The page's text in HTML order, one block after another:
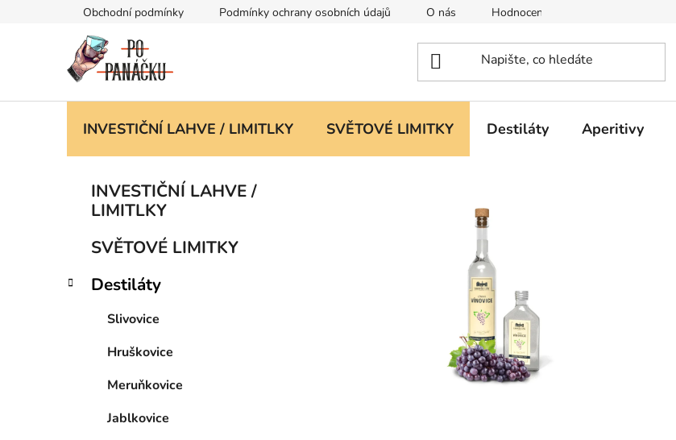
Obchodní podmínky Podmínky ochrany osobních údajů O nás Hodnocení obchodu
INVESTIČNÍ LAHVE / LIMITLKY SVĚTOVÉ LIMITKY Destiláty Aperitivy
a
Přeskočit
kategorie
r
INVESTIČNÍ LAHVE /
LIMITLKY
SVĚTOVÉ LIMITKY
Destiláty
Slivovice
Hruškovice
Meruňkovice
Jablkovice